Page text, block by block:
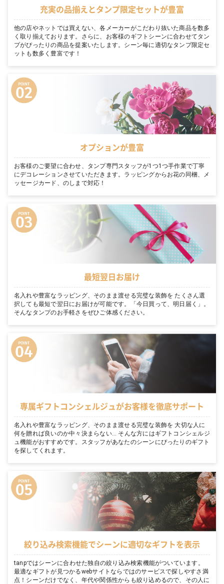
充実の品揃えとタンプ限定セットが豊富
他の店やネットでは買えない、各メーカーがこだわり抜いた商品を数多
く取り揃えております。さらに、お客様のギフトシーンに合わせてタン
プがぴったりの商品を提案いたします。シーン毎に適切なタンプ限定セ
ットも数多く豊富です！
オプションが豊富
お客様のご要望に合わせ、タンプ専門スタッフが1つ1つ手作業で丁寧
にデコレーションさせていただきます。ラッピングからお花の同梱、メ
ッセージカード、のしまで対応！
最短翌日お届け
名入れや豊富なラッピング、そのまま渡せる完璧な装飾を たくさん選
択しても最短で翌日にお届けが可能です。「今日買って、明日届く」。
そんなタンプのお手軽さをぜひご体感ください。
専属ギフトコンシェルジュがお客様を徹底サポート
名入れや豊富なラッピング、そのまま渡せる完璧な装飾を 大切な人に
何を贈れば良いのか中々決まらない… そんな方にはギフトコンシェルジ
ュ機能がおすすめです。スタッフがあなたのシーンにぴったりのギフト
を探してくれます。
絞り込み検索機能でシーンに適切なギフトを表示
tanpではシーンに合わせた独自の絞り込み検索機能がついています。
最適なギフトが見つかるwebサイトならではのサービスで探しやすさ満
点！シーンだけでなく、年代や関係性からも絞り込めるので、その人に